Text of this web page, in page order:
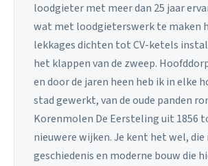
loodgieter met meer dan 25 jaar
wat met loodgieterswerk te maken
lekkages dichten tot CV-ketels
het klappen van de zweep.
en door de jaren heen heb ik in elke
stad gewerkt, van de oude panden
Korenmolen De Eersteling uit 1856
nieuwere wijken. Je kent het wel, die
geschiedenis en moderne bouw die